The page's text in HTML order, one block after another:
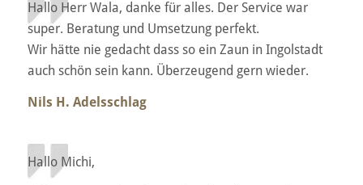
Hallo Herr Wala, danke für alles. Der Service war
super. Beratung und Umsetzung perfekt.
Wir hätte nie gedacht dass so ein Zaun in Ingolstadt
auch schön sein kann. Überzeugend gern wieder.
Nils H. Adelsschlag
Hallo Michi,